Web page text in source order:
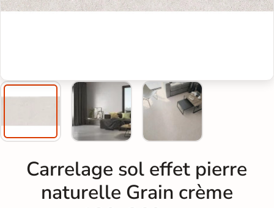
Carrelage sol effet pierre
naturelle Grain crème